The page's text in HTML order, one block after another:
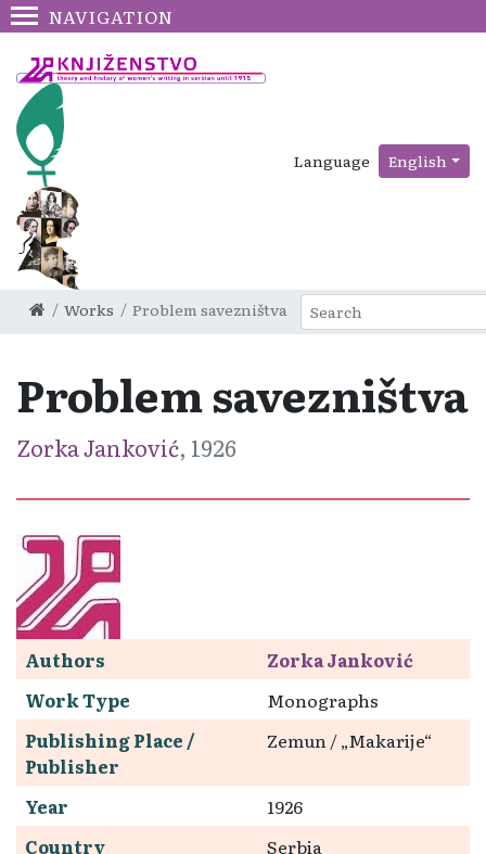
NAVIGATION
Language English
Works Problem savezništva
Problem savezništva
Zorka Janković, 1926
Authors
Zorka Janković
Work Type
Monographs
Publishing Place /
Publisher
Zemun / „Makarije“
Year
1926
Country
Serbia